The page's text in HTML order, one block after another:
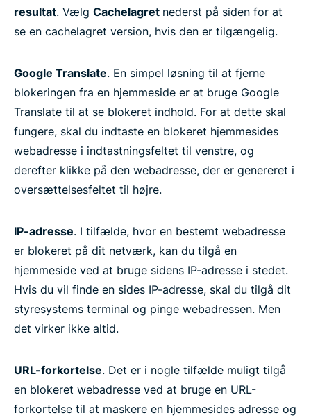
resultat. Vælg Cachelagret nederst på siden for at
se en cachelagret version, hvis den er tilgængelig.
Google Translate. En simpel løsning til at fjerne
blokeringen fra en hjemmeside er at bruge Google
Translate til at se blokeret indhold. For at dette skal
fungere, skal du indtaste en blokeret hjemmesides
webadresse i indtastningsfeltet til venstre, og
derefter klikke på den webadresse, der er genereret i
oversættelsesfeltet til højre.
IP-adresse. I tilfælde, hvor en bestemt webadresse
er blokeret på dit netværk, kan du tilgå en
hjemmeside ved at bruge sidens IP-adresse i stedet.
Hvis du vil finde en sides IP-adresse, skal du tilgå dit
styresystems terminal og pinge webadressen. Men
det virker ikke altid.
URL-forkortelse. Det er i nogle tilfælde muligt tilgå
en blokeret webadresse ved at bruge en URL-
forkortelse til at maskere en hjemmesides adresse og